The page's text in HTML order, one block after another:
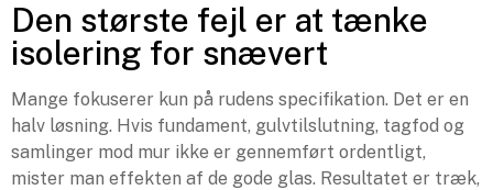
Den største fejl er at tænke
isolering for snævert
Mange fokuserer kun på rudens specifikation. Det er en
halv løsning. Hvis fundament, gulvtilslutning, tagfod og
samlinger mod mur ikke er gennemført ordentligt,
mister man effekten af de gode glas. Resultatet er træk,